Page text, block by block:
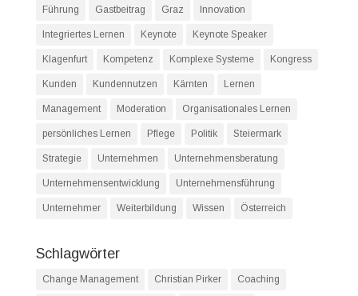
Führung Gastbeitrag Graz Innovation
Integriertes Lernen Keynote Keynote Speaker
Klagenfurt Kompetenz Komplexe Systeme Kongress
Kunden Kundennutzen Kärnten Lernen
Management Moderation Organisationales Lernen
persönliches Lernen Pflege Politik Steiermark
Strategie Unternehmen Unternehmensberatung
Unternehmensentwicklung Unternehmensführung
Unternehmer Weiterbildung Wissen Österreich
Schlagwörter
Change Management Christian Pirker Coaching